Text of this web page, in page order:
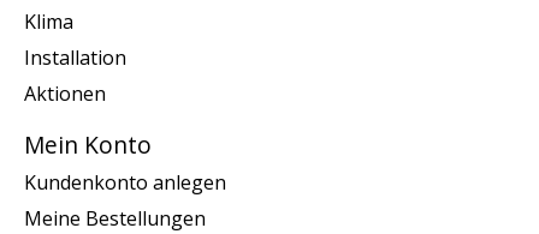
Klima
Installation
Aktionen
Mein Konto
Kundenkonto anlegen
Meine Bestellungen